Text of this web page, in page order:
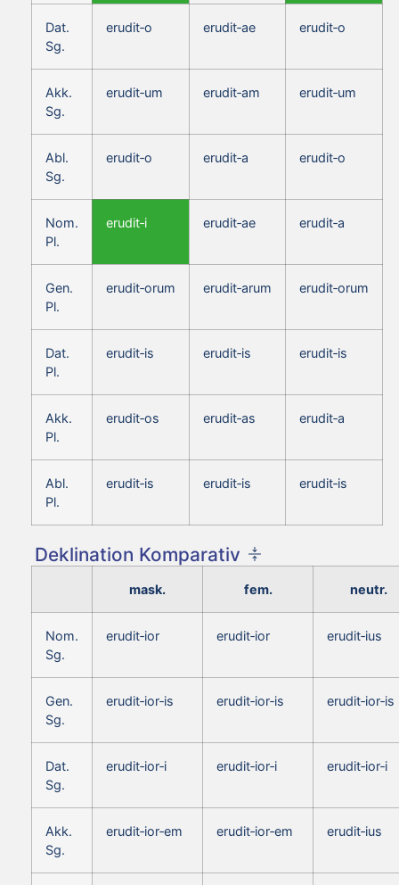
Dat.
Sg.
erudit‑o erudit‑ae erudit‑o
Akk.
Sg.
erudit‑um erudit‑am erudit‑um
Abl.
Sg.
erudit‑o erudit‑a erudit‑o
Nom.
Pl.
erudit‑i erudit‑ae erudit‑a
Gen.
Pl.
erudit‑orum erudit‑arum erudit‑orum
Dat.
Pl.
erudit‑is erudit‑is erudit‑is
Akk.
Pl.
erudit‑os erudit‑as erudit‑a
Abl.
Pl.
erudit‑is erudit‑is erudit‑is
Deklination Komparativ
mask. fem. neutr.
Nom.
Sg.
erudit‑ior erudit‑ior erudit‑ius
Gen.
Sg.
erudit‑ior‑is erudit‑ior‑is erudit‑ior‑is
Dat.
Sg.
erudit‑ior‑i erudit‑ior‑i erudit‑ior‑i
Akk.
Sg.
erudit‑ior‑em erudit‑ior‑em erudit‑ius